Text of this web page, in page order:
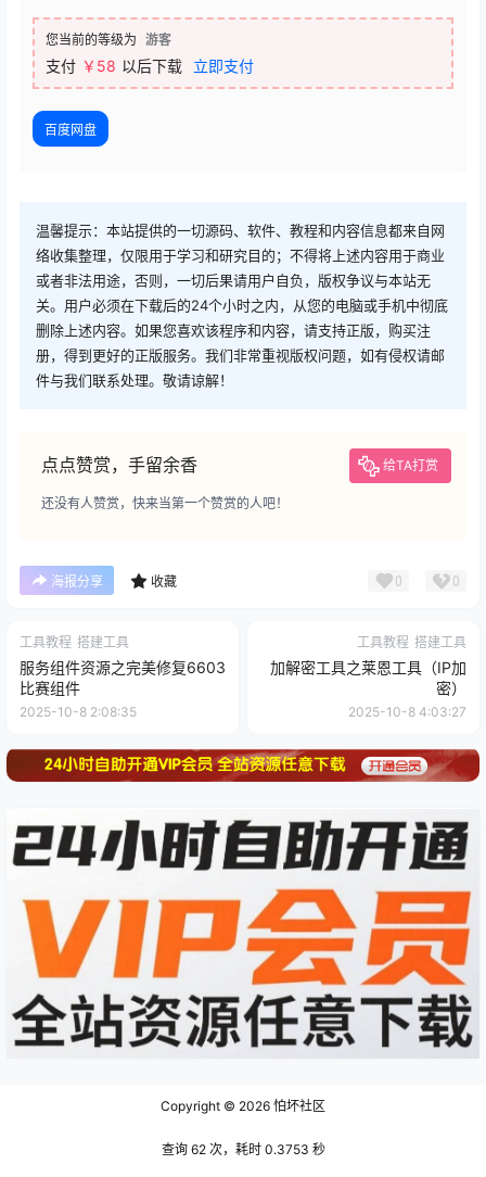
您当前的等级为 游客
支付 ￥58 以后下载 立即支付
百度网盘
温馨提示：本站提供的一切源码、软件、教程和内容信息都来自网
络收集整理，仅限用于学习和研究目的；不得将上述内容用于商业
或者非法用途，否则，一切后果请用户自负，版权争议与本站无
关。用户必须在下载后的24个小时之内，从您的电脑或手机中彻底
删除上述内容。如果您喜欢该程序和内容，请支持正版，购买注
册，得到更好的正版服务。我们非常重视版权问题，如有侵权请邮
件与我们联系处理。敬请谅解！
点点赞赏，手留余香 给TA打赏
还没有人赞赏，快来当第一个赞赏的人吧！
海报分享 收藏 0 0
工具教程 搭建工具
服务组件资源之完美修复6603
比赛组件
2025-10-8 2:08:35
工具教程 搭建工具
加解密工具之莱恩工具（IP加
密）
2025-10-8 4:03:27
Copyright © 2026 怕坏社区
查询 62 次，耗时 0.3753 秒